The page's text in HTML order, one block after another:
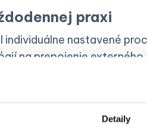
Detaily
praxi
individuálne nastavené
na prepojenie